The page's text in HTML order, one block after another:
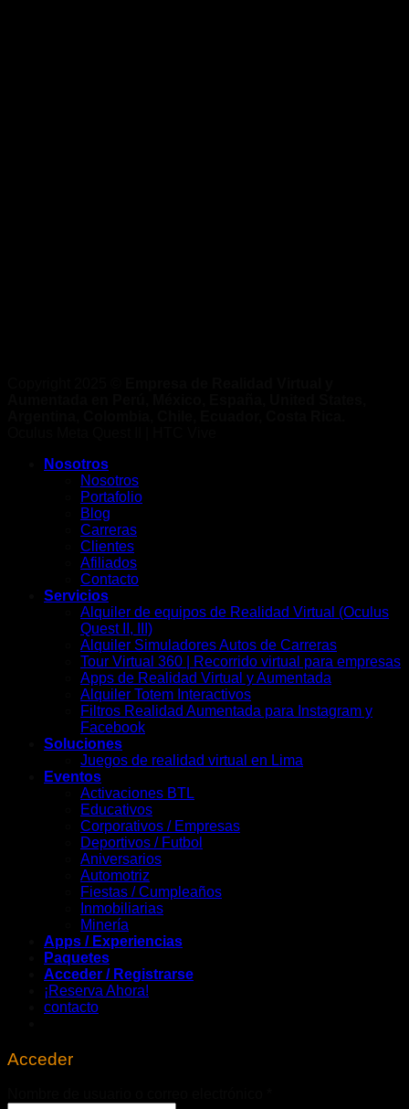
Nosotros
Nosotros
Portafolio
Blog
Carreras
Clientes
Afiliados
Contacto
Servicios
Alquiler de equipos de Realidad Virtual (Oculus
Quest II, III)
Alquiler Simuladores Autos de Carreras
Tour Virtual 360 | Recorrido virtual para empresas
Apps de Realidad Virtual y Aumentada
Alquiler Totem Interactivos
Filtros Realidad Aumentada para Instagram y
Facebook
Soluciones
Juegos de realidad virtual en Lima
Eventos
Activaciones BTL
Educativos
Corporativos / Empresas
Deportivos / Futbol
Aniversarios
Automotriz
Fiestas / Cumpleaños
Inmobiliarias
Minería
Apps / Experiencias
Paquetes
Acceder / Registrarse
¡Reserva Ahora!
contacto
Acceder